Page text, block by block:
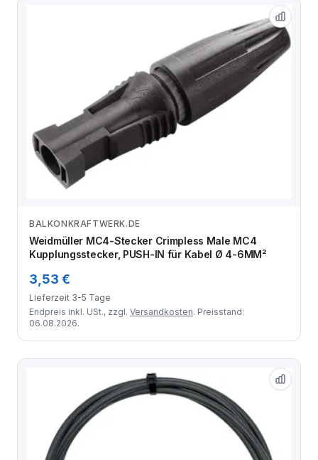
Zum Angebot
BALKONKRAFTWERK.DE
Weidmüller MC4-Stecker Crimpless Male MC4
Kupplungsstecker, PUSH-IN für Kabel Ø 4-6MM²
3,53 €
Lieferzeit 3-5 Tage
Endpreis inkl. USt., zzgl. Versandkosten. Preisstand:
06.08.2026.